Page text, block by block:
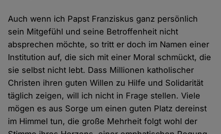
Auch wenn ich Papst Franziskus ganz persönlich
sein Mitgefühl und seine Betroffenheit nicht
absprechen möchte, so tritt er doch im Namen einer
Institution auf, die sich mit einer Moral schmückt, die
sie selbst nicht lebt. Dass Millionen katholischer
Christen ihren guten Willen zu Hilfe und Solidarität
täglich zeigen, will ich nicht in Frage stellen. Viele
mögen es aus Sorge um einen guten Platz dereinst
im Himmel tun, die große Mehrheit folgt wohl der